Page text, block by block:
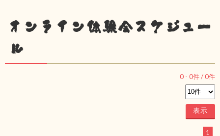
オンライン体験会スケジュー
ル
0 - 0件 /0件
1